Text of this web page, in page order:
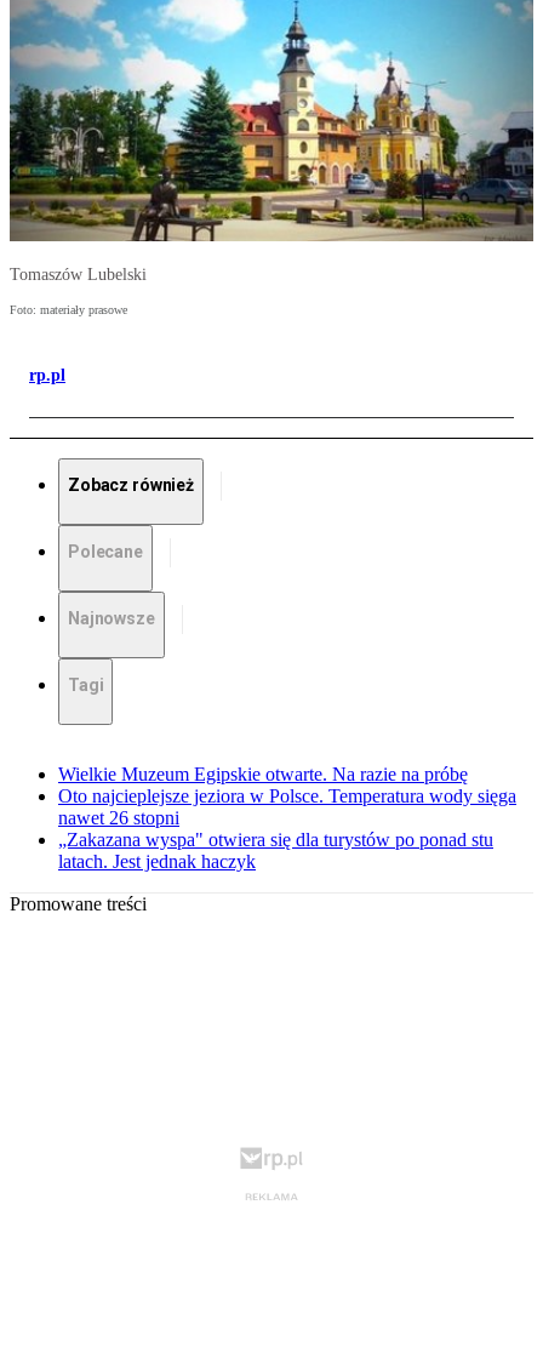
Tomaszów Lubelski
Foto: materiały prasowe
rp.pl
Zobacz również
Polecane
Najnowsze
Tagi
Wielkie Muzeum Egipskie otwarte. Na razie na próbę
Oto najcieplejsze jeziora w Polsce. Temperatura wody sięga
nawet 26 stopni
„Zakazana wyspa" otwiera się dla turystów po ponad stu
latach. Jest jednak haczyk
Promowane treści